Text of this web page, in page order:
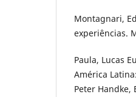
Montagnari,
experiências.
Paula, Lucas
América
Peter Handke,